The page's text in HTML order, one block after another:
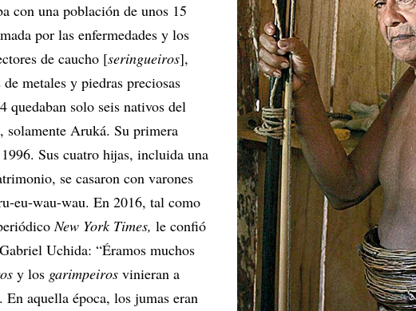
con una población de unos 15
por las enfermedades y los
de caucho [seringueiros],
metales y piedras preciosas
quedaban solo seis nativos del
solamente Aruká. Su primera
Sus cuatro hijas, incluida una
se casaron con varones
eu-wau-wau. En 2016, tal como
New York Times, le confió
Uchida: “Éramos muchos
y los garimpeiros vinieran a
aquella época, los jumas eran